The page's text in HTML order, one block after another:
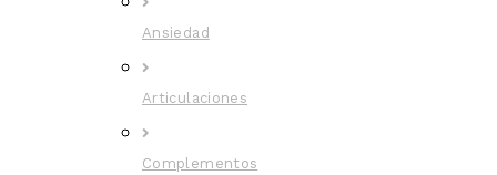
Ansiedad
Articulaciones
Complementos